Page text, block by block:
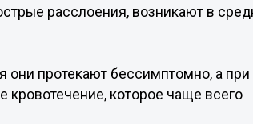
расслоения, возникают в
они протекают бессимптомно, а при
которое чаще всего